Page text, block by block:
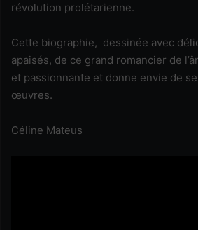
révolution prolétarienne.
Cette biographie, dessinée avec
apaisés, de ce grand romancier de
et passionnante et donne envie de
œuvres.
Céline Mateus